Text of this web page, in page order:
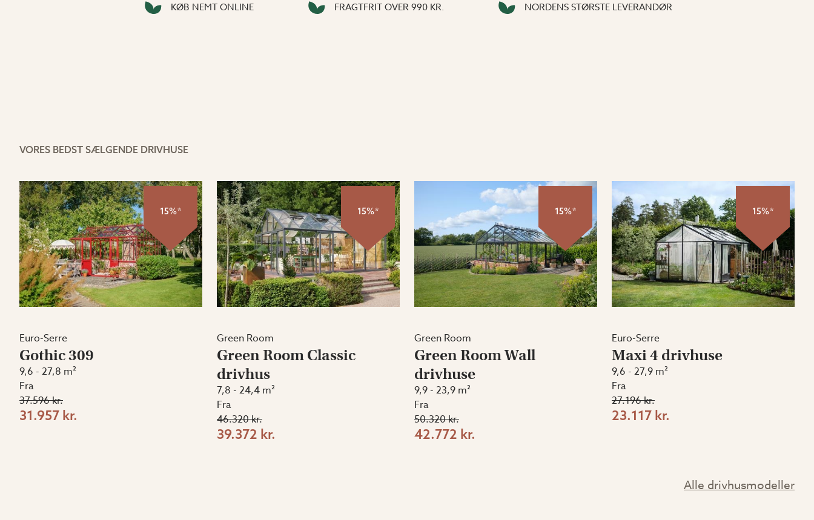
KØB NEMT ONLINE FRAGTFRIT OVER 990 KR. NORDENS STØRSTE LEVERANDØR
VORES BEDST SÆLGENDE DRIVHUSE
15%*
Euro-Serre
Gothic 309
9,6 - 27,8 m²
Fra
37.596 kr.
31.957 kr.
15%*
Green Room
Green Room Classic
drivhus
7,8 - 24,4 m²
Fra
46.320 kr.
39.372 kr.
15%*
Green Room
Green Room Wall
drivhuse
9,9 - 23,9 m²
Fra
50.320 kr.
42.772 kr.
15%*
Euro-Serre
Maxi 4 drivhuse
9,6 - 27,9 m²
Fra
27.196 kr.
23.117 kr.
Alle drivhusmodeller